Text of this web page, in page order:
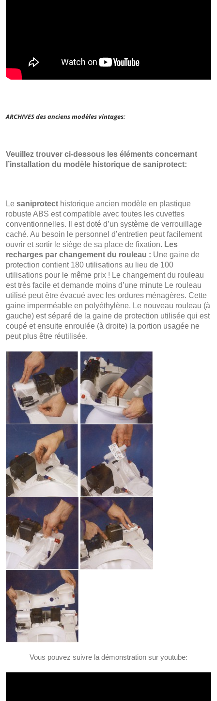
ARCHIVES des anciens modèles vintages:
Veuillez trouver ci-dessous les éléments concernant
l’installation du modèle historique de saniprotect:
Le saniprotect historique ancien modèle en plastique
robuste ABS est compatible avec toutes les cuvettes
conventionnelles. Il est doté d’un système de verrouillage
caché. Au besoin le personnel d’entretien peut facilement
ouvrir et sortir le siège de sa place de fixation. Les
recharges par changement du rouleau : Une gaine de
protection contient 180 utilisations au lieu de 100
utilisations pour le même prix ! Le changement du rouleau
est très facile et demande moins d’une minute Le rouleau
utilisé peut être évacué avec les ordures ménagères. Cette
gaine imperméable en polyéthylène. Le nouveau rouleau (à
gauche) est séparé de la gaine de protection utilisée qui est
coupé et ensuite enroulée (à droite) la portion usagée ne
peut plus être réutilisée.
Vous pouvez suivre la démonstration sur youtube: